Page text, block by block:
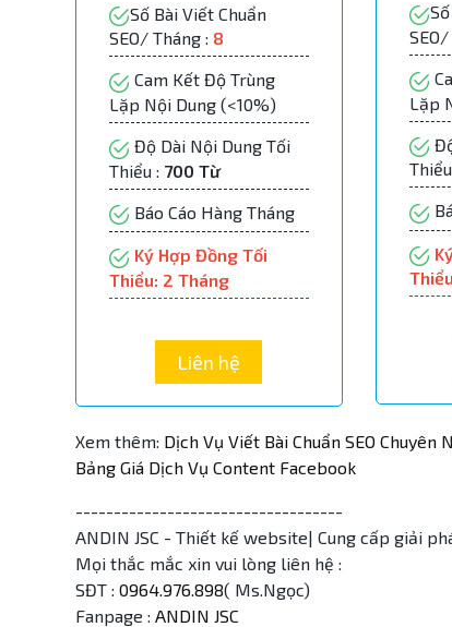
Số Bài Viết Chuẩn
SEO/ Tháng : 8
Cam Kết Độ Trùng
Lặp Nội Dung (<10%)
Độ Dài Nội Dung Tối
Thiểu : 700 Từ
Báo Cáo Hàng Tháng
Ký Hợp Đồng Tối
Thiểu: 2 Tháng
Liên hệ
Lặp
Xem thêm: Dịch Vụ Viết Bài Chuẩn SEO Chuyên
Bảng Giá Dịch Vụ Content Facebook
-----------------------------------
ANDIN JSC - Thiết kế website| Cung cấp giải
Mọi thắc mắc xin vui lòng liên hệ :
SĐT : 0964.976.898( Ms.Ngọc)
Fanpage : ANDIN JSC